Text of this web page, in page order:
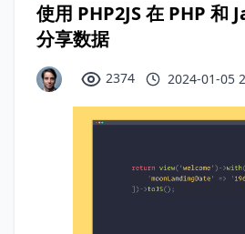
使用 PHP2JS 在 PHP 和
分享数据
2374 2024-01-05